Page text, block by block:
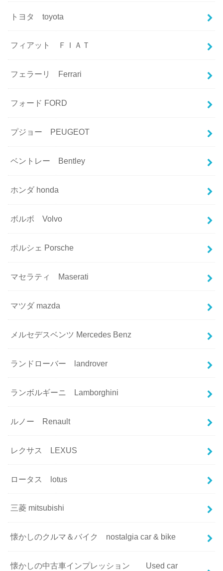
トヨタ toyota
フィアット ＦＩＡＴ
フェラーリ Ferrari
フォード FORD
プジョー PEUGEOT
ベントレー Bentley
ホンダ honda
ボルボ Volvo
ポルシェ Porsche
マセラティ Maserati
マツダ mazda
メルセデスベンツ Mercedes Benz
ランドローバー landrover
ランボルギーニ Lamborghini
ルノー Renault
レクサス LEXUS
ロータス lotus
三菱 mitsubishi
懐かしのクルマ＆バイク nostalgia car & bike
懐かしの中古車インプレッション Used car